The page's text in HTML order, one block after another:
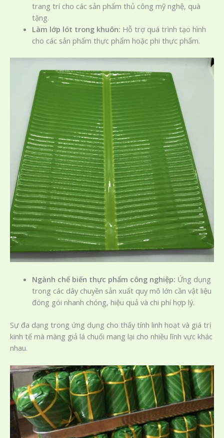
trang trí cho các sản phẩm thủ công mỹ nghệ, quà
tặng.
Làm lớp lót trong khuôn: Hỗ trợ quá trình tạo hình
cho các sản phẩm thực phẩm hoặc phi thực phẩm.
Ngành chế biến thực phẩm công nghiệp: Ứng dụng
trong các dây chuyền sản xuất quy mô lớn cần vật liệu
đóng gói nhanh chóng, hiệu quả và chi phí hợp lý.
Sự đa dạng trong ứng dụng cho thấy tính linh hoạt và giá trị
kinh tế mà màng giả lá chuối mang lại cho nhiều lĩnh vực khác
nhau.